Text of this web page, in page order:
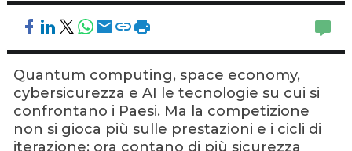
Quantum computing, space economy,
cybersicurezza e AI le tecnologie su cui si
confrontano i Paesi. Ma la competizione
non si gioca più sulle prestazioni e i cicli di
iterazione: ora contano di più sicurezza